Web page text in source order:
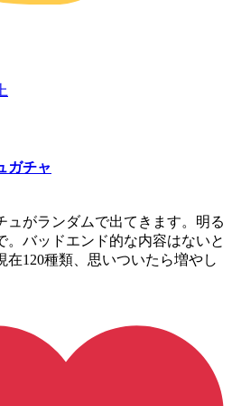
ガチャ
ュがランダムで出てきます。明る
。バッドエンド的な内容はないと
在120種類、思いついたら増やし